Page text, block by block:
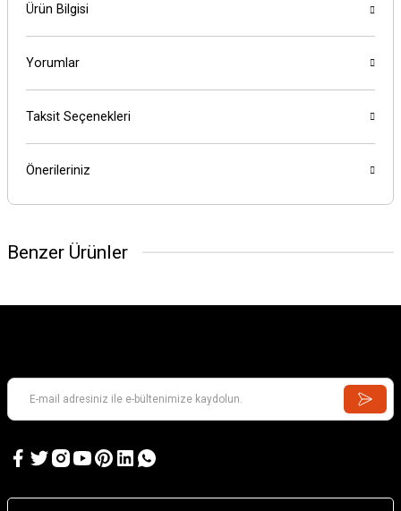
Ürün Bilgisi
Yorumlar
Taksit Seçenekleri
Önerileriniz
Benzer Ürünler